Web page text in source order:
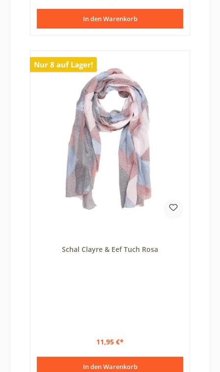
In den Warenkorb
Nur 8 auf Lager!
Schal Clayre & Eef Tuch Rosa
11,95 €*
In den Warenkorb